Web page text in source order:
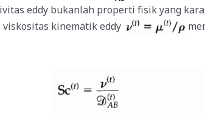
eddy bukanlah properti fisik yang
viskositas kinematik eddy